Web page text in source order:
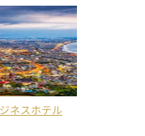
ネスホテル